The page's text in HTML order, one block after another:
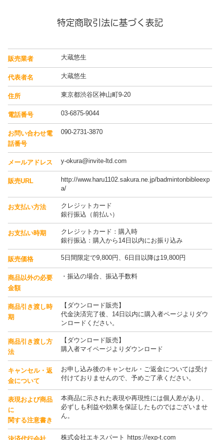
特定商取引法に基づく表記
販売業者 大蔵悠生
代表者名 大蔵悠生
住所 東京都渋谷区神山町9-20
電話番号 03-6875-9044
お問い合わせ電
話番号
090-2731-3870
メールアドレス y-okura@invite-ltd.com
販売URL
http://www.haru1102.sakura.ne.jp/badmintonbibleexp
a/
お支払い方法
クレジットカード
銀行振込（前払い）
お支払い時期
クレジットカード：購入時
銀行振込：購入から14日以内にお振り込み
販売価格 5日間限定で9,800円、6日目以降は19,800円
商品以外の必要
金額
・振込の場合、振込手数料
商品引き渡し時
期
【ダウンロード販売】
代金決済完了後、14日以内に購入者ページよりダウ
ンロードください。
商品引き渡し方
法
【ダウンロード販売】
購入者マイページよりダウンロード
キャンセル・返
金について
お申し込み後のキャンセル・ご返金については受け
付けておりませんので、予めご了承ください。
表現および商品
に
関する注意書き
本商品に示された表現や再現性には個人差があり、
必ずしも利益や効果を保証したものではございませ
ん。
株式会社エキスパート https://exp-t.com